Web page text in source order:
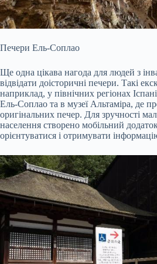
Печери Ель-Соплао
Ще одна цікава нагода для людей з
відвідати доісторичні печери. Такі
наприклад, у північних регіонах
Ель-Соплао та в музеї Альтаміра, де
оригінальних печер. Для зручності
населення створено мобільний
орієнтуватися і отримувати